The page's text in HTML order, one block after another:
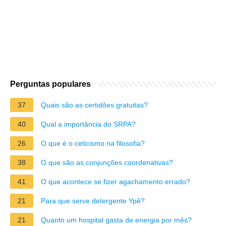
Perguntas populares
37 Quais são as certidões gratuitas?
40 Qual a importância do SRPA?
26 O que é o ceticismo na filosofia?
38 O que são as conjunções coordenativas?
41 O que acontece se fizer agachamento errado?
21 Para que serve detergente Ypê?
21 Quanto um hospital gasta de energia por mês?